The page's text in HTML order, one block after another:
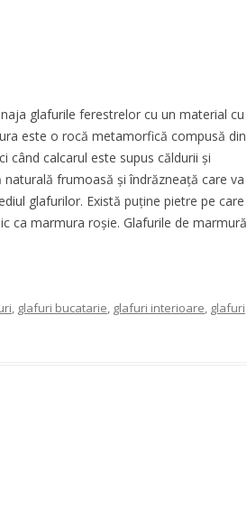
glafurile ferestrelor cu un material cu
este o rocă metamorfică compusă din
când calcarul este supus căldurii și
frumoasă și îndrăzneață care va
glafurilor. Există puține pietre pe care
ca marmura roșie. Glafurile de marmură
, glafuri bucatarie, glafuri interioare, glafuri